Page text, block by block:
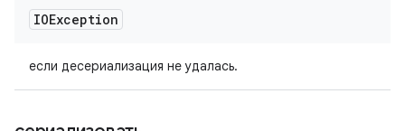
IOException
если десериализация не удалась.